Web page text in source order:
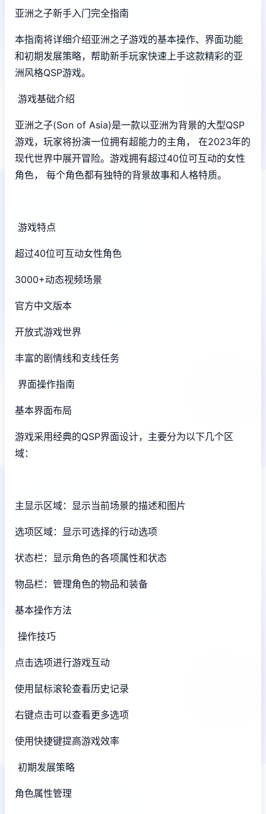
亚洲之子新手入门完全指南
本指南将详细介绍亚洲之子游戏的基本操作、界面功能
和初期发展策略，帮助新手玩家快速上手这款精彩的亚
洲风格QSP游戏。
游戏基础介绍
亚洲之子(Son of Asia)是一款以亚洲为背景的大型QSP
游戏，玩家将扮演一位拥有超能力的主角， 在2023年的
现代世界中展开冒险。游戏拥有超过40位可互动的女性
角色， 每个角色都有独特的背景故事和人格特质。
游戏特点
超过40位可互动女性角色
3000+动态视频场景
官方中文版本
开放式游戏世界
丰富的剧情线和支线任务
界面操作指南
基本界面布局
游戏采用经典的QSP界面设计，主要分为以下几个区
域：
主显示区域：显示当前场景的描述和图片
选项区域：显示可选择的行动选项
状态栏：显示角色的各项属性和状态
物品栏：管理角色的物品和装备
基本操作方法
操作技巧
点击选项进行游戏互动
使用鼠标滚轮查看历史记录
右键点击可以查看更多选项
使用快捷键提高游戏效率
初期发展策略
角色属性管理